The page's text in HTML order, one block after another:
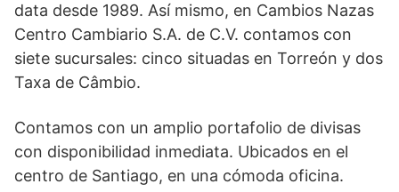
data desde 1989. Así mismo, en Cambios Nazas
Centro Cambiario S.A. de C.V. contamos con
siete sucursales: cinco situadas en Torreón y dos
Taxa de Câmbio.
Contamos con un amplio portafolio de divisas
con disponibilidad inmediata. Ubicados en el
centro de Santiago, en una cómoda oficina.